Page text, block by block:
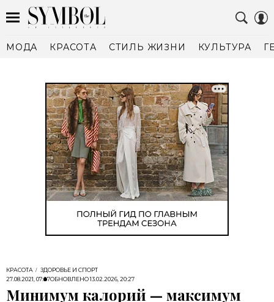
МОДА КРАСОТА СТИЛЬ ЖИЗНИ КУЛЬТУРА
КРАСОТА
ЗДОРОВЬЕ И СПОРТ
27.08.2021, 07:27ОБНОВЛЕНО13.02.2026, 20:27
Минимум калорий — максимум